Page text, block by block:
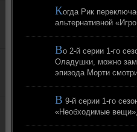
Когда Рик
альтернативной
Во 2-й серии 1-го
Оладушки, можно
эпизода Морти
В 9-й серии 1-го
«Необходимые